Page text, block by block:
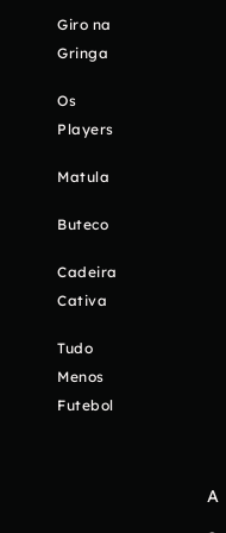
Giro na
Gringa
Os
Players
Matula
Buteco
Cadeira
Cativa
Tudo
Menos
Futebol
A